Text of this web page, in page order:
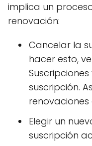
implica un
renovación:
Cancelar la
hacer esto,
suscripción.
Elegir un
suscripción